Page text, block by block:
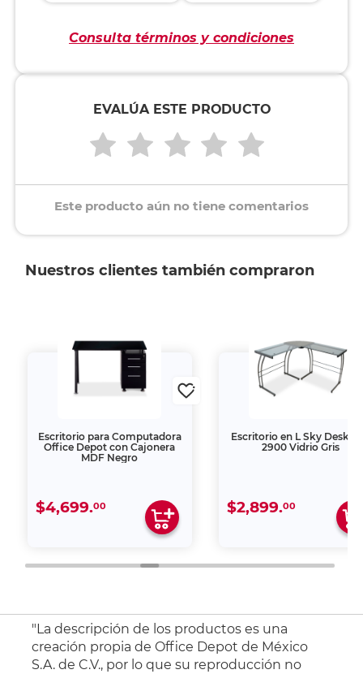
Consulta términos y condiciones
EVALÚA ESTE PRODUCTO
Este producto aún no tiene comentarios
Nuestros clientes también compraron
Escritorio para Computadora
Office Depot con Cajonera
MDF Negro
$4,699.00
Escritorio en L Sky Desk
2900 Vidrio Gris
$2,899.00
"La descripción de los productos es una
creación propia de Office Depot de México
S.A. de C.V., por lo que su reproducción no